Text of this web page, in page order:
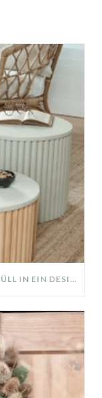
DIY UPCYLING IDEE: WIE MAN SPERRMÜLL IN EIN DESIGNER TEIL VERWANDELT